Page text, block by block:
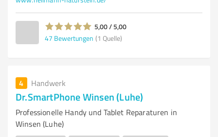
5,00 / 5,00
47 Bewertungen (1 Quelle)
4 Handwerk
Dr.SmartPhone Winsen (Luhe)
Professionelle Handy und Tablet Reparaturen in
Winsen (Luhe)